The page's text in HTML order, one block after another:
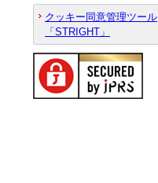
クッキー同意管理ツール
「STRIGHT」